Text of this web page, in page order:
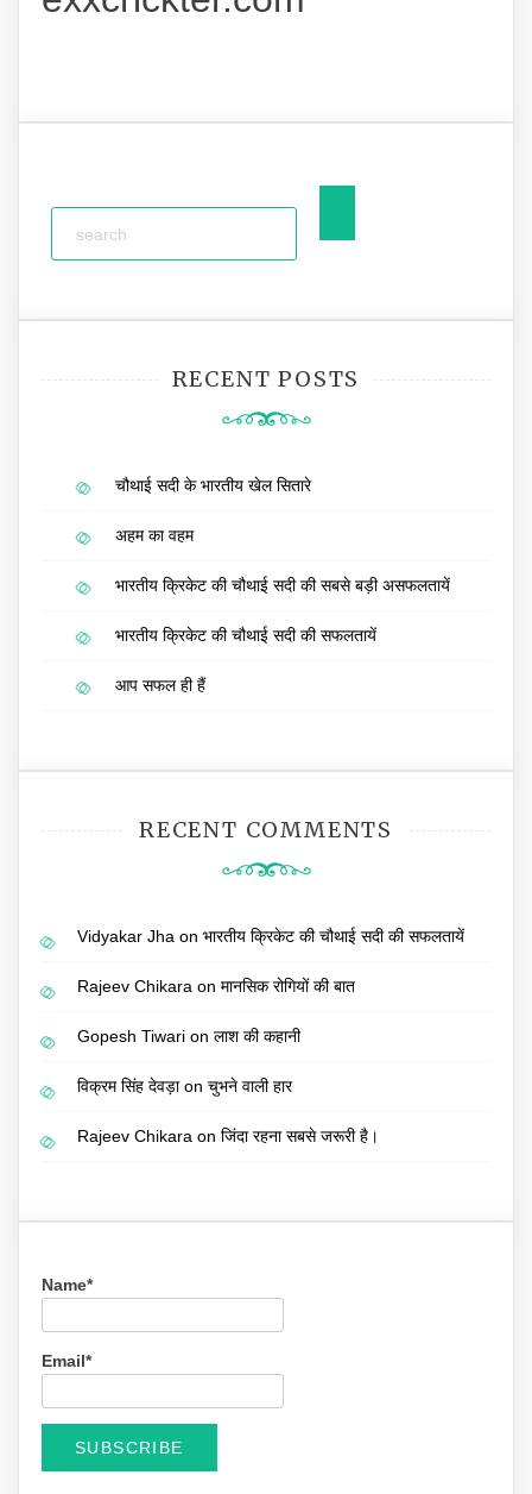
RECENT POSTS
चौथाई सदी के भारतीय खेल सितारे
अहम का वहम
भारतीय क्रिकेट की चौथाई सदी की सबसे बड़ी असफलतायें
भारतीय क्रिकेट की चौथाई सदी की सफलतायें
आप सफल ही हैं
RECENT COMMENTS
Vidyakar Jha on भारतीय क्रिकेट की चौथाई सदी की सफलतायें
Rajeev Chikara on मानसिक रोगियों की बात
Gopesh Tiwari on लाश की कहानी
विक्रम सिंह देवड़ाon चुभने वाली हार
Rajeev Chikara on जिंदा रहना सबसे जरूरी है।
Name*
Email*